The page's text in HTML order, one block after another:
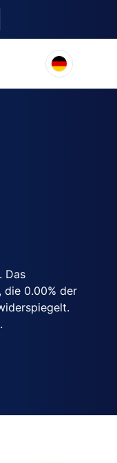
Das
die 0.00% der